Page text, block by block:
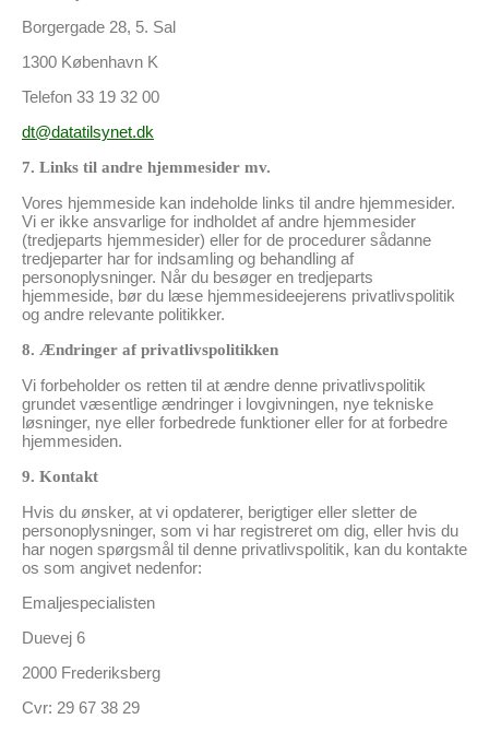
Borgergade 28, 5. Sal
1300 København K
Telefon 33 19 32 00
dt@datatilsynet.dk
7. Links til andre hjemmesider mv.
Vores hjemmeside kan indeholde links til andre hjemmesider.
Vi er ikke ansvarlige for indholdet af andre hjemmesider
(tredjeparts hjemmesider) eller for de procedurer sådanne
tredjeparter har for indsamling og behandling af
personoplysninger. Når du besøger en tredjeparts
hjemmeside, bør du læse hjemmesideejerens privatlivspolitik
og andre relevante politikker.
8. Ændringer af privatlivspolitikken
Vi forbeholder os retten til at ændre denne privatlivspolitik
grundet væsentlige ændringer i lovgivningen, nye tekniske
løsninger, nye eller forbedrede funktioner eller for at forbedre
hjemmesiden.
9. Kontakt
Hvis du ønsker, at vi opdaterer, berigtiger eller sletter de
personoplysninger, som vi har registreret om dig, eller hvis du
har nogen spørgsmål til denne privatlivspolitik, kan du kontakte
os som angivet nedenfor:
Emaljespecialisten
Duevej 6
2000 Frederiksberg
Cvr: 29 67 38 29